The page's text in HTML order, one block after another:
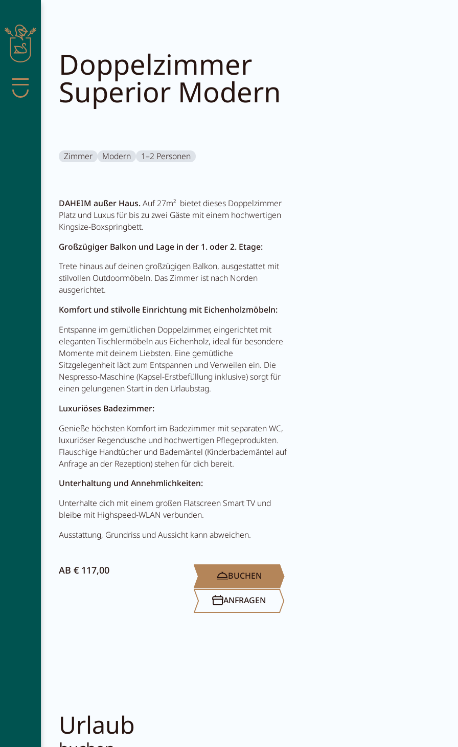
Menü
Wellness
Restaurant Anna's Stubn
Abenteuer
Suche...
Doppelzimmer
Superior Modern
Zimmer Modern 1–2 Personen
DAHEIM außer Haus.Auf 27m² bietet dieses Doppelzimmer
Platz und Luxus für bis zu zwei Gäste mit einem hochwertigen
Kingsize-Boxspringbett.
Großzügiger Balkon und Lage in der 1. oder 2. Etage:
Trete hinaus auf deinen großzügigen Balkon, ausgestattet mit
stilvollen Outdoormöbeln. Das Zimmer ist nach Norden
ausgerichtet.
Komfort und stilvolle Einrichtung mit Eichenholzmöbeln:
Entspanne im gemütlichen Doppelzimmer, eingerichtet mit
eleganten Tischlermöbeln aus Eichenholz, ideal für besondere
Momente mit deinem Liebsten. Eine gemütliche
Sitzgelegenheit lädt zum Entspannen und Verweilen ein. Die
Nespresso-Maschine (Kapsel-Erstbefüllung inklusive) sorgt für
einen gelungenen Start in den Urlaubstag.
Luxuriöses Badezimmer:
Genieße höchsten Komfort im Badezimmer mit separaten WC,
luxuriöser Regendusche und hochwertigen Pflegeprodukten.
Flauschige Handtücher und Bademäntel (Kinderbademäntel auf
Anfrage an der Rezeption) stehen für dich bereit.
Unterhaltung und Annehmlichkeiten:
Unterhalte dich mit einem großen Flatscreen Smart TV und
bleibe mit Highspeed-WLAN verbunden.
Ausstattung, Grundriss und Aussicht kann abweichen.
AB € 117,00 BUCHEN
ANFRAGEN
Urlaub